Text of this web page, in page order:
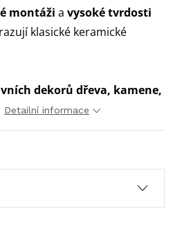
montáži a vysoké tvrdosti
klasické keramické
dekorů dřeva, kamene,
Detailní informace